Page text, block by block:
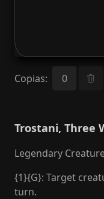
Copias:
Trostani, Three
Legendary
{1}{G}: Target
turn.